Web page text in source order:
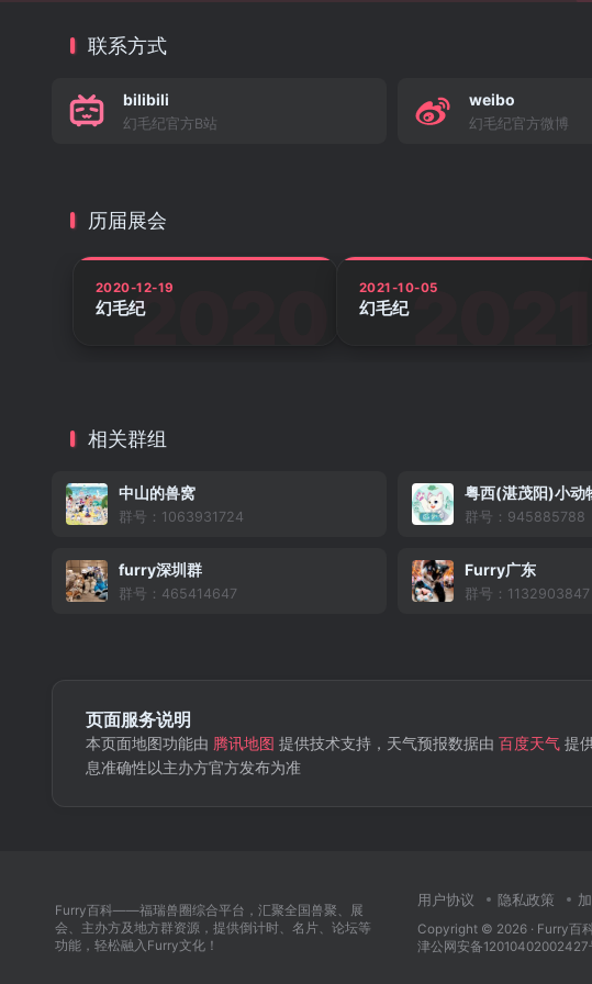
联系方式
bilibili
幻毛纪官方B站
weibo
幻毛纪官方微博
历届展会
2020-12-19
幻毛纪
2021-10-05
幻毛纪
相关群组
中山的兽窝
群号：1063931724
粤西(湛茂阳)小动
群号：945885788
furry深圳群
群号：465414647
Furry广东
群号：1132903847
页面服务说明
本页面地图功能由 腾讯地图 提供技术支持，天气预报数据由 百度天气提
息准确性以主办方官方发布为准
Furry百科——福瑞兽圈综合平台，汇聚全国兽聚、展
会、主办方及地方群资源，提供倒计时、名片、论坛等
功能，轻松融入Furry文化！
用户协议 隐私政策
Copyright © 2026 · Furry百
津公网安备12010402002427